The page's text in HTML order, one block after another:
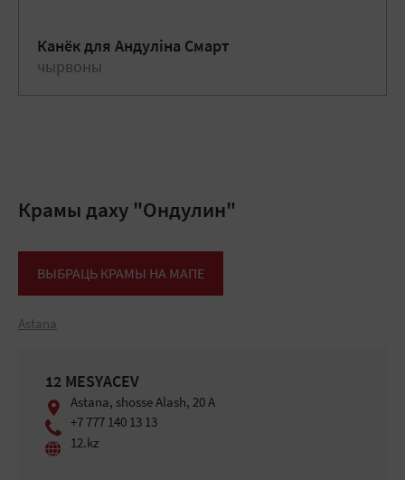
Канёк для Андулiна Смарт
чырвоны
Крамы даху "Ондулин"
ВЫБРАЦЬ КРАМЫ НА МАПЕ
Astana
12 MESYACEV
Astana, shosse Alash, 20 А
+7 777 140 13 13
12.kz